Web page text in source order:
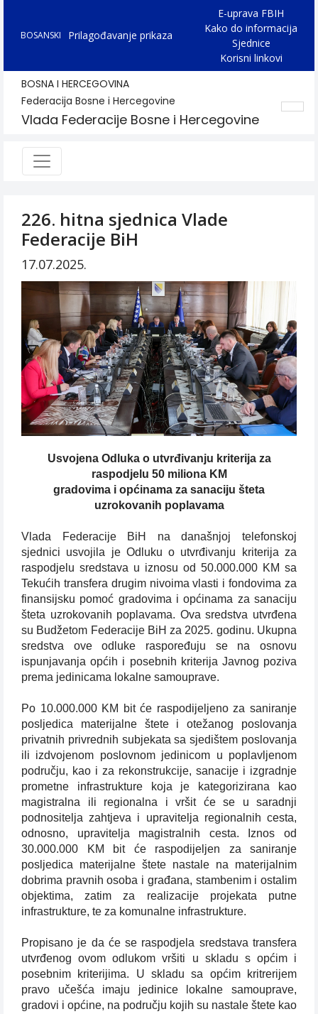
BOSANSKI Prilagođavanje prikaza
E-uprava FBIH
Kako do informacija
Sjednice
Korisni linkovi
BOSNA I HERCEGOVINA
Federacija Bosne i Hercegovine
Vlada Federacije Bosne i Hercegovine
226. hitna sjednica Vlade
Federacije BiH
17.07.2025.
Usvojena Odluka o utvrđivanju kriterija za
raspodjelu 50 miliona KM
gradovima i općinama za sanaciju šteta
uzrokovanih poplavama
Vlada Federacije BiH na današnjoj telefonskoj
sjednici usvojila je Odluku o utvrđivanju kriterija za
raspodjelu sredstava u iznosu od 50.000.000 KM sa
Tekućih transfera drugim nivoima vlasti i fondovima za
finansijsku pomoć gradovima i općinama za sanaciju
šteta uzrokovanih poplavama. Ova sredstva utvrđena
su Budžetom Federacije BiH za 2025. godinu. Ukupna
sredstva ove odluke raspoređuju se na osnovu
ispunjavanja općih i posebnih kriterija Javnog poziva
prema jedinicama lokalne samouprave.
Po 10.000.000 KM bit će raspodijeljeno za saniranje
posljedica materijalne štete i otežanog poslovanja
privatnih privrednih subjekata sa sjedištem poslovanja
ili izdvojenom poslovnom jedinicom u poplavljenom
području, kao i za rekonstrukcije, sanacije i izgradnje
prometne infrastrukture koja je kategorizirana kao
magistralna ili regionalna i vršit će se u saradnji
podnositelja zahtjeva i upravitelja regionalnih cesta,
odnosno, upravitelja magistralnih cesta. Iznos od
30.000.000 KM bit će raspodijeljen za saniranje
posljedica materijalne štete nastale na materijalnim
dobrima pravnih osoba i građana, stambenim i ostalim
objektima, zatim za realizacije projekata putne
infrastrukture, te za komunalne infrastrukture.
Propisano je da će se raspodjela sredstava transfera
utvrđenog ovom odlukom vršiti u skladu s općim i
posebnim kriterijima. U skladu sa općim kritrerijem
pravo učešća imaju jedinice lokalne samouprave,
gradovi i općine, na području kojih su nastale štete kao